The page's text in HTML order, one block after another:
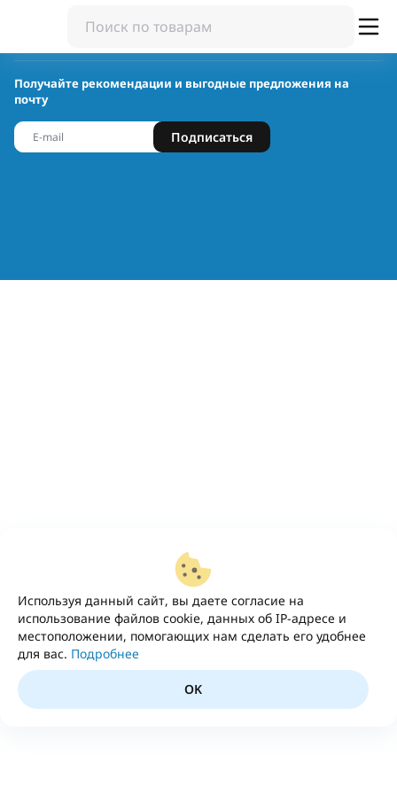
Используя данный сайт, вы даете согласие на
использование файлов cookie, данных об IP-адресе и
местоположении, помогающих нам сделать его удобнее
для вас. Подробнее
OK
Получайте рекомендации и выгодные предложения на
почту
Подписаться